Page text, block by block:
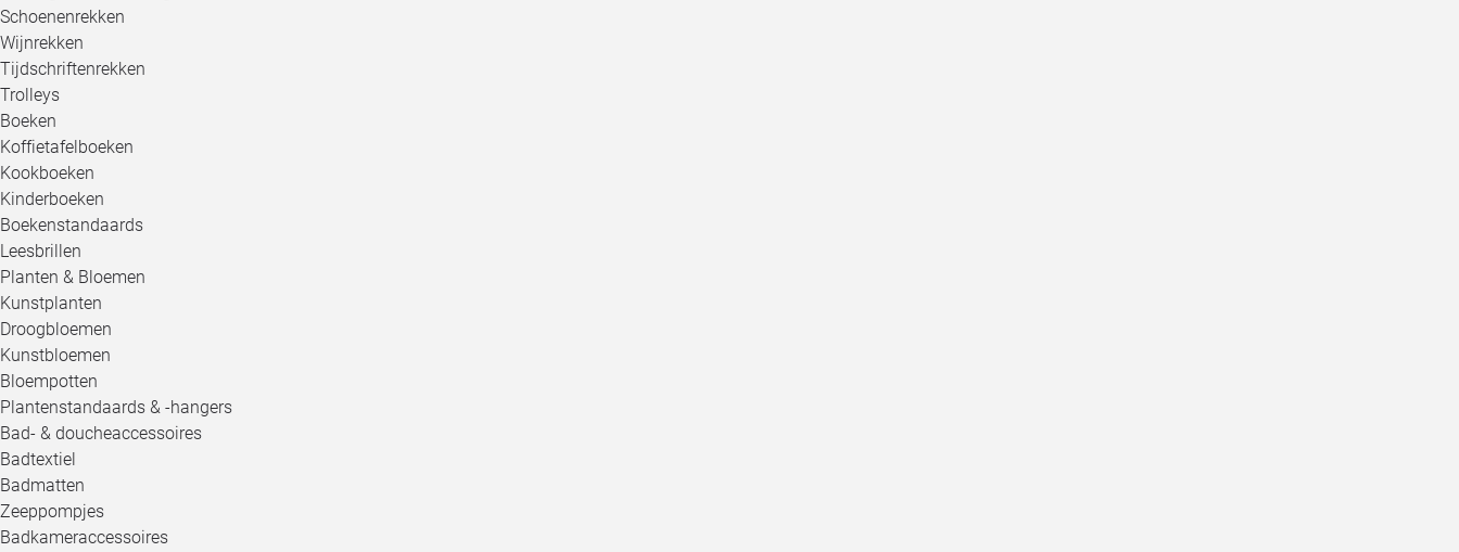
Schoenenrekken
Wijnrekken
Tijdschriftenrekken
Trolleys
Boeken
Koffietafelboeken
Kookboeken
Kinderboeken
Boekenstandaards
Leesbrillen
Planten & Bloemen
Kunstplanten
Droogbloemen
Kunstbloemen
Bloempotten
Plantenstandaards & -hangers
Bad- & doucheaccessoires
Badtextiel
Badmatten
Zeeppompjes
Badkameraccessoires